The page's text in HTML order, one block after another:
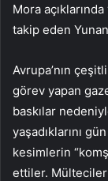
Mora
takip eden
Avrupa’nın
görev yapan
baskılar
yaşadıklarını
kesimlerin
ettiler.